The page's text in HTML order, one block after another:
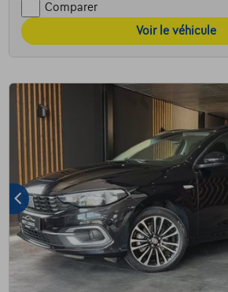
Comparer
Voir le véhicule